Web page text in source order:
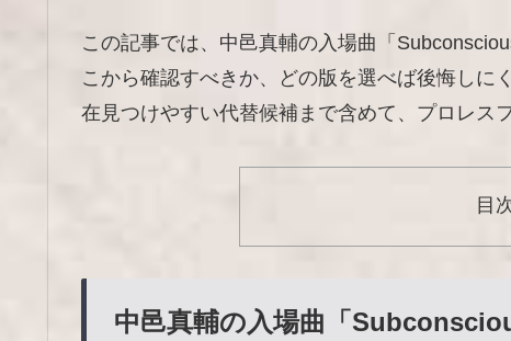
この記事では、中邑真輔の入場曲「
こから確認すべきか、どの版を選べば後悔しに
在見つけやすい代替候補まで含めて、プロレス
目
中邑真輔の入場曲「